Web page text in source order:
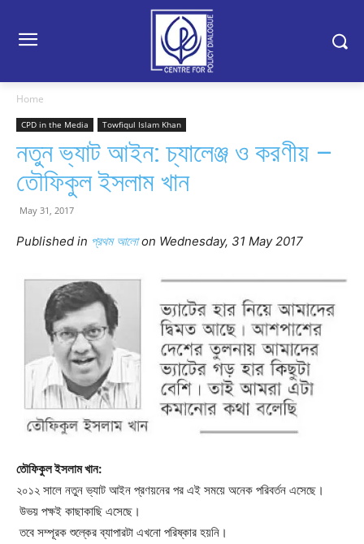
Home
CPD in the Media Towfiqul Islam Khan
নতুন ভ্যাট আইন: চ্যালেঞ্জ ও করণীয় –
তৌফিকুল ইসলাম খান
May 31, 2017
Published in প্রথম আলোon Wednesday, 31 May 2017
তৌফিকুলইসলামখান:
২০১২ সালে নতুন ভ্যাট আইন প্রণয়নের পর এই সময়ে অনেক পরিবর্তন এসেছে।
উভয় পক্ষই কাছাকাছি এসেছে।
তবে সম্পূরক শুল্কের ব্যাপারটা এখনো পরিষ্কার হয়নি।